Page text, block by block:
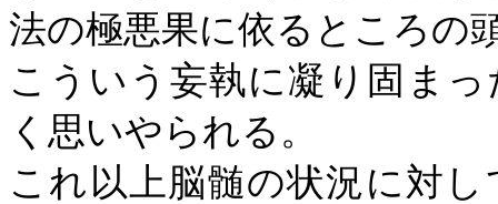
法の極悪果に依るところの
こういう妄執に凝り固ま
く思いやられる。
これ以上脳髄の状況に対